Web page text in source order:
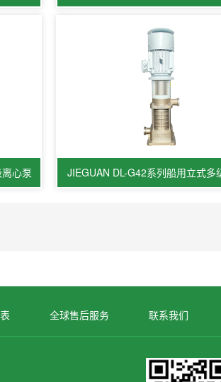
心泵 JIEGUAN DL-G42系列船用立式多
全球售后服务 联系我们